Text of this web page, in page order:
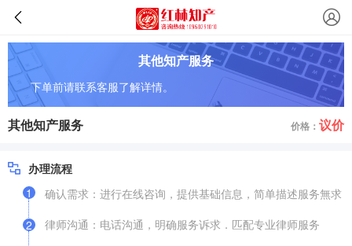
其他知产服务
下单前请联系客服了解详情。
其他知产服务 价格： 议价
办理流程
1
确认需求：进行在线咨询，提供基础信息，简单描述服务無求
2
律师沟通：电话沟通，明确服务诉求．匹配专业律师服务